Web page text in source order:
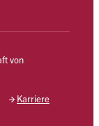
von
Karriere